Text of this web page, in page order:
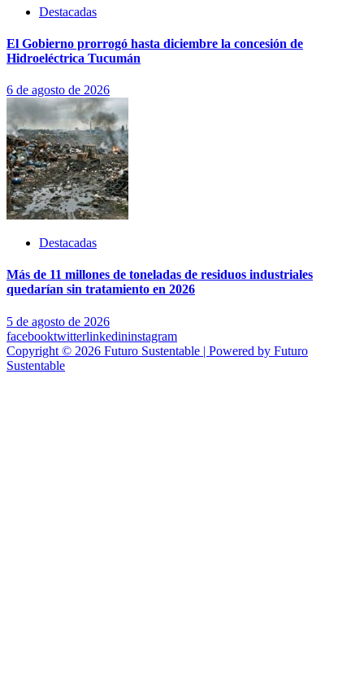
Destacadas
El Gobierno prorrogó hasta diciembre la concesión de
Hidroeléctrica Tucumán
6 de agosto de 2026
Destacadas
Más de 11 millones de toneladas de residuos industriales
quedarían sin tratamiento en 2026
5 de agosto de 2026
facebooktwitterlinkedininstagram
Copyright © 2026 Futuro Sustentable | Powered by Futuro
Sustentable